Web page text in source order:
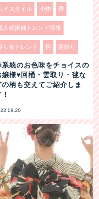
アスタイル 小物 帯
人式振袖トレンド情報
り袖トレンド 柄 髪飾り
系統のお色味をチョイスの
嬢様♥回桶・雲取り・毬な
の柄も交えてご紹介しま